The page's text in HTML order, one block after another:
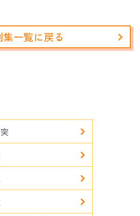
一覧に戻る